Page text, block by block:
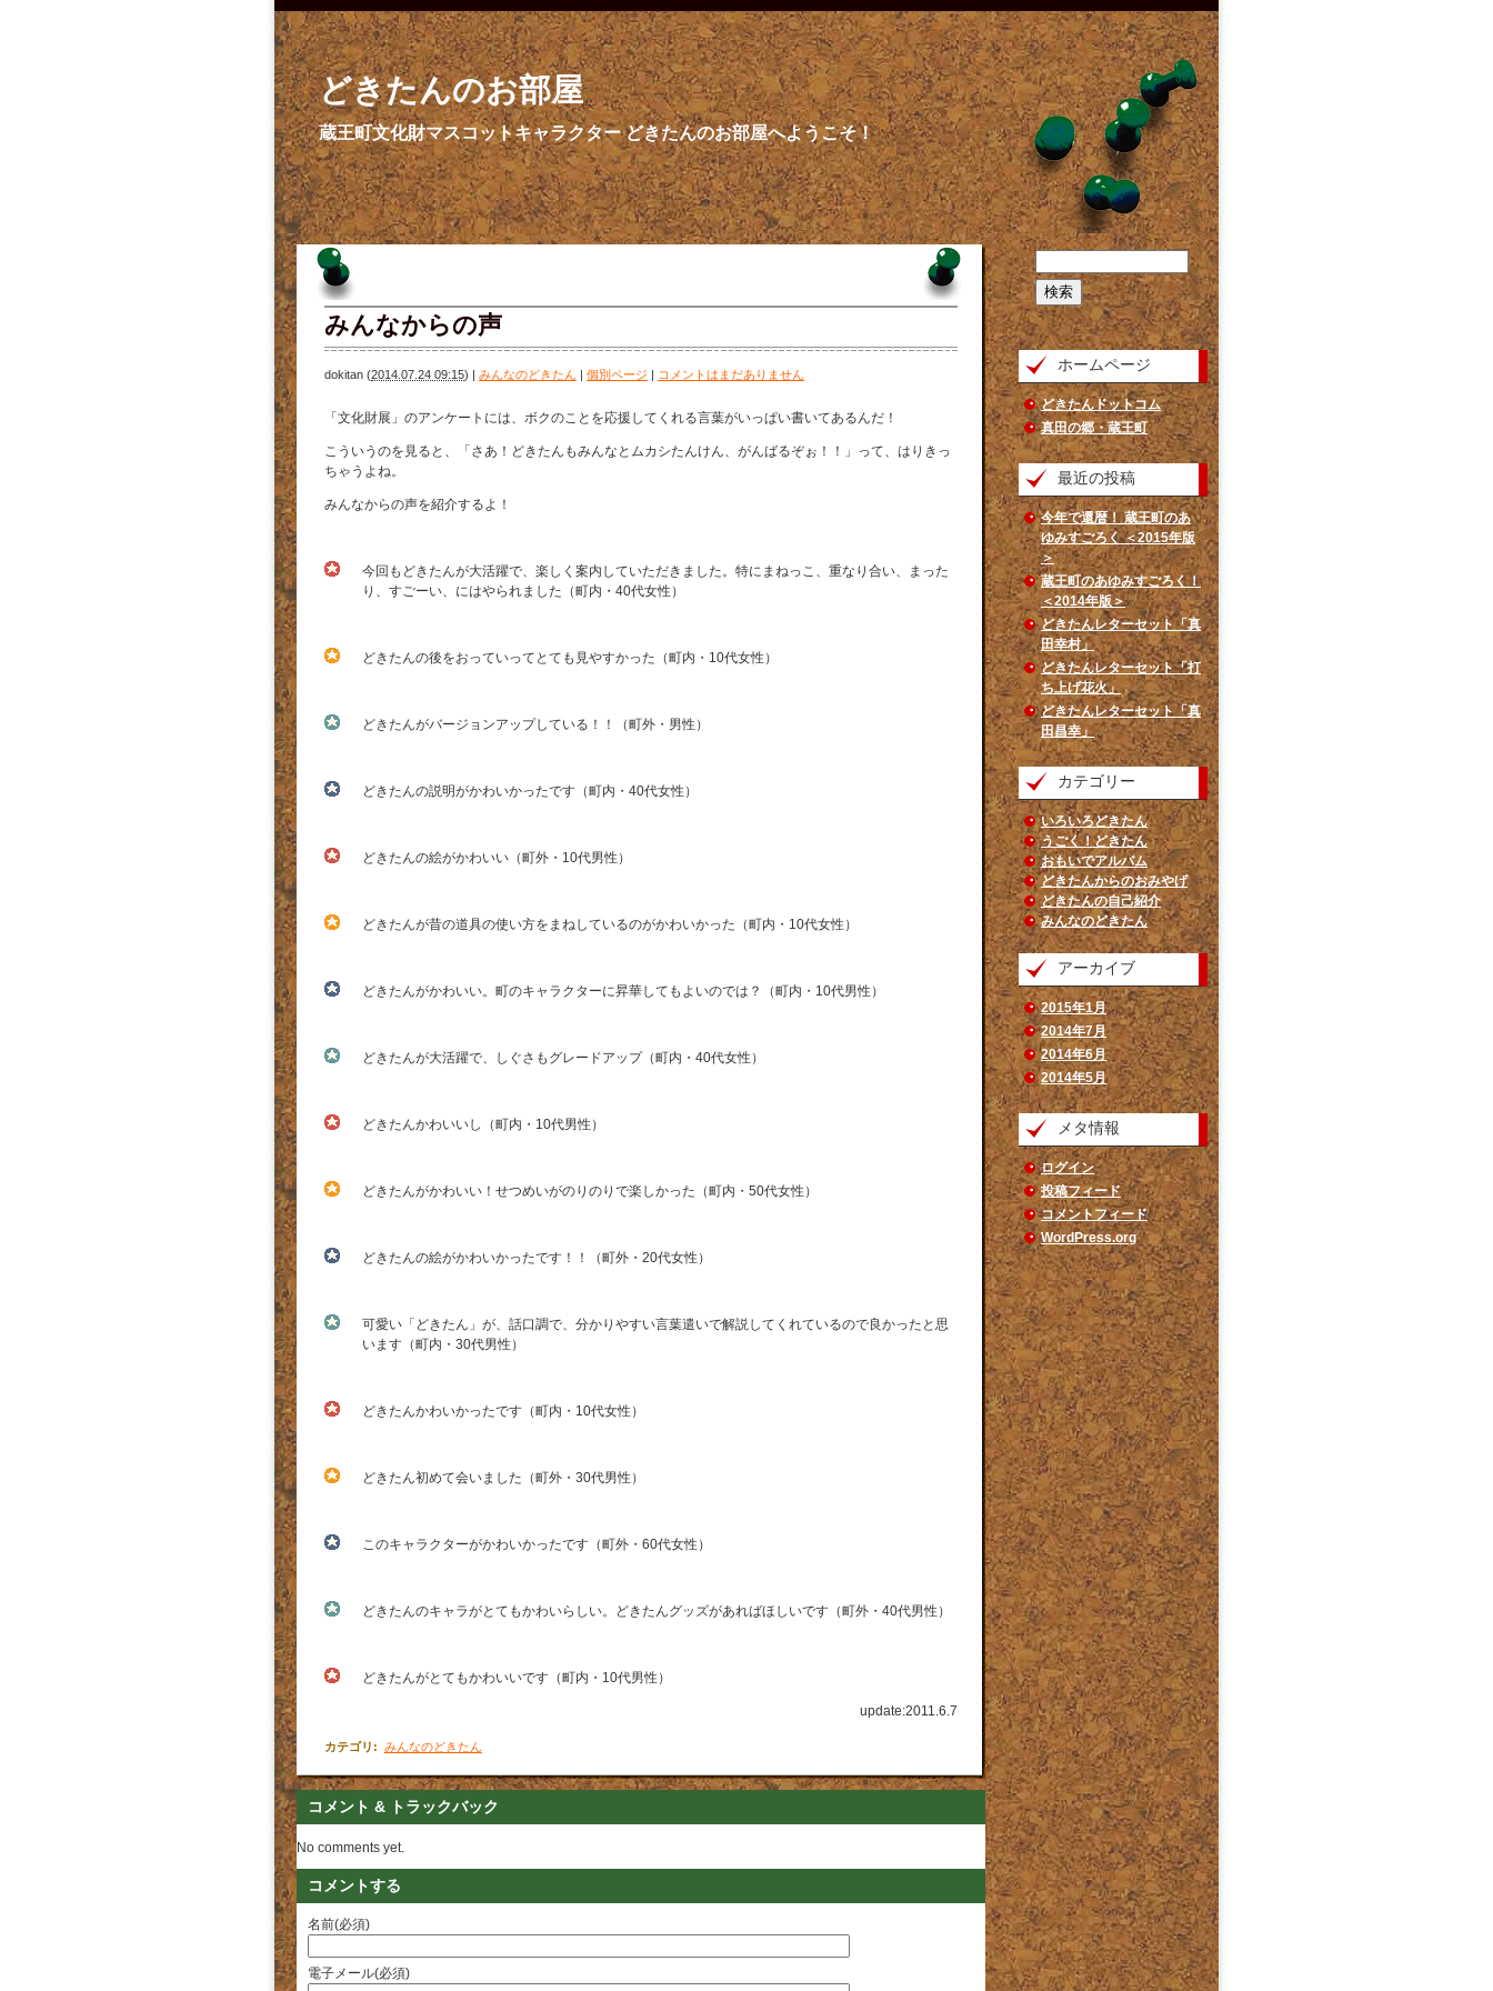
どきたんのお部屋
蔵王町文化財マスコットキャラクター どきたんのお部屋へようこそ！
みんなからの声
dokitan (2014.07.24 09:15) | みんなのどきたん | 個別ページ | コメントはまだありません
「文化財展」のアンケートには、ボクのことを応援してくれる言葉がいっぱい書いてあるんだ！
こういうのを見ると、「さあ！どきたんもみんなとムカシたんけん、がんばるぞぉ！！」って、はりきっ
ちゃうよね。
みんなからの声を紹介するよ！
今回もどきたんが大活躍で、楽しく案内していただきました。特にまねっこ、重なり合い、まった
り、すごーい、にはやられました（町内・40代女性）
どきたんの後をおっていってとても見やすかった（町内・10代女性）
どきたんがバージョンアップしている！！（町外・男性）
どきたんの説明がかわいかったです（町内・40代女性）
どきたんの絵がかわいい（町外・10代男性）
どきたんが昔の道具の使い方をまねしているのがかわいかった（町内・10代女性）
どきたんがかわいい。町のキャラクターに昇華してもよいのでは？（町内・10代男性）
どきたんが大活躍で、しぐさもグレードアップ（町内・40代女性）
どきたんかわいいし（町内・10代男性）
どきたんがかわいい！せつめいがのりのりで楽しかった（町内・50代女性）
どきたんの絵がかわいかったです！！（町外・20代女性）
可愛い「どきたん」が、話口調で、分かりやすい言葉遣いで解説してくれているので良かったと思
います（町内・30代男性）
どきたんかわいかったです（町内・10代女性）
どきたん初めて会いました（町外・30代男性）
このキャラクターがかわいかったです（町外・60代女性）
どきたんのキャラがとてもかわいらしい。どきたんグッズがあればほしいです（町外・40代男性）
どきたんがとてもかわいいです（町内・10代男性）
update:2011.6.7
カテゴリ : みんなのどきたん
コメント & トラックバック
No comments yet.
コメントする
名前(必須)
電子メール(必須)
ホームページ
どきたんドットコム
真田の郷・蔵王町
最近の投稿
今年で還暦！ 蔵王町のあ
ゆみすごろく ＜2015年版
＞
蔵王町のあゆみすごろく！
＜2014年版＞
どきたんレターセット「真
田幸村」
どきたんレターセット「打
ち上げ花火」
どきたんレターセット「真
田昌幸」
カテゴリー
いろいろどきたん
うごく！どきたん
おもいでアルバム
どきたんからのおみやげ
どきたんの自己紹介
みんなのどきたん
アーカイブ
2015年1月
2014年7月
2014年6月
2014年5月
メタ情報
ログイン
投稿フィード
コメントフィード
WordPress.org